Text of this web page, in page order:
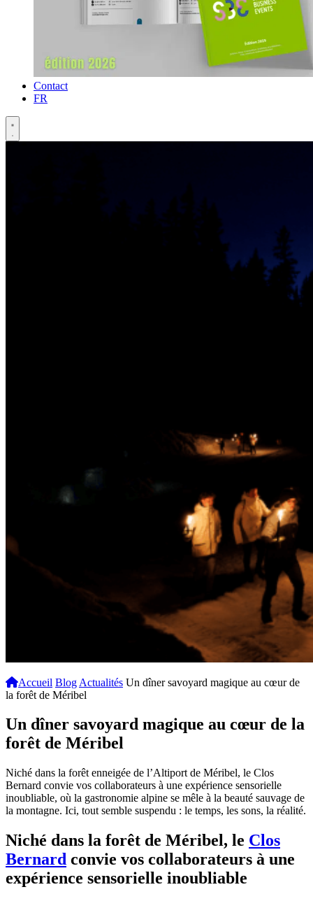
Contact
FR
Accueil Blog Actualités Un dîner savoyard magique au cœur de
la forêt de Méribel
Un dîner savoyard magique au cœur de la
forêt de Méribel
Niché dans la forêt enneigée de l’Altiport de Méribel, le Clos
Bernard convie vos collaborateurs à une expérience sensorielle
inoubliable, où la gastronomie alpine se mêle à la beauté sauvage de
la montagne. Ici, tout semble suspendu : le temps, les sons, la réalité.
Niché dans la forêt de Méribel, le Clos
Bernard convie vos collaborateurs à une
expérience sensorielle inoubliable